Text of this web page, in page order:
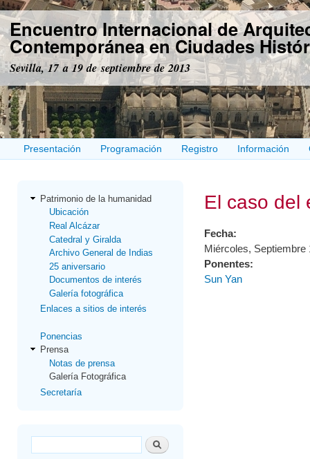
Encuentro Internacional de
Contemporánea en Ciudades
Sevilla, 17 a 19 de septiembre de 2013
Presentación Programación Registro Información
Patrimonio de la humanidad
Ubicación
Real Alcázar
Catedral y Giralda
Archivo General de Indias
25 aniversario
Documentos de interés
Galería fotográfica
Enlaces a sitios de interés
Ponencias
Prensa
Notas de prensa
Galería Fotográfica
Secretaría
Formulario de búsqueda Buscar
El caso del
Fecha:
Miércoles,
Ponentes:
Sun Yan